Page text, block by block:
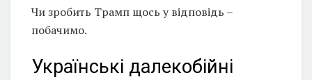
Чи зробить Трамп щось у відповідь –
побачимо.
Українські далекобійні